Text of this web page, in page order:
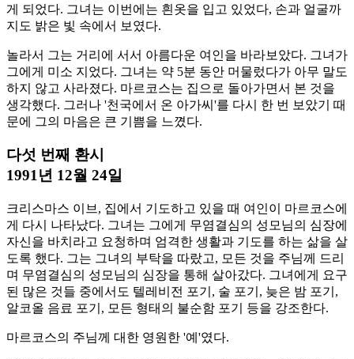
게 되었다. 그녀는 이번에는 흰옷을 입고 있었다, 손과 얼굴까
지도 밝은 빛 속에서 보였다.
놀라서 그는 거리에 서서 아름다운 여인을 바라보았다. 그녀가
그에게 미소 지었다. 그녀는 약 5분 동안 머물렀다가 아무 말도
하지 않고 사라졌다. 마르코스는 집으로 돌아가면서 본 것을
생각했다. 그러나 '천국에서 온 아가씨'를 다시 한 번 보았기 때
문에 그의 마음은 큰 기쁨을 느꼈다.
다섯 번째 환시
1991년 12월 24일
크리스마스 이브, 집에서 기도하고 있을 때 여인이 마르코스에
게 다시 나타났다. 그녀는 그에게 무염결심의 성모님의 심장에
자신을 바치라고 요청하며 엄격한 생활과 기도를 하는 삶을 살
도록 했다. 그는 그녀의 부탁을 따랐고, 모든 것을 주님께 드리
며 무염결심의 성모님의 심장을 통해 살아갔다. 그녀에게 요구
된 많은 것들 중에서도 텔레비전 포기, 술 포기, 늦은 밤 포기,
알코올 음료 포기, 모든 형태의 불순함 포기 등을 강조한다.
마르코스의 주님께 대한 영원한 '예'였다.